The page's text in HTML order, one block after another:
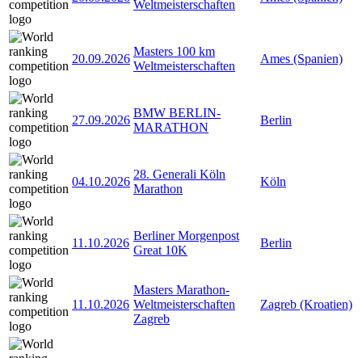
Weltmeisterschaften
20.09.2026
Masters 100 km
Weltmeisterschaften
Ames (Spanien)
27.09.2026
BMW BERLIN-
MARATHON
Berlin
04.10.2026
28. Generali Köln
Marathon
Köln
11.10.2026
Berliner Morgenpost
Great 10K
Berlin
11.10.2026
Masters Marathon-
Weltmeisterschaften
Zagreb
Zagreb (Kroatien)